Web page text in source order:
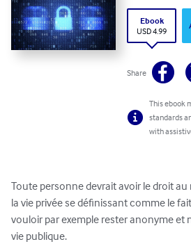
Ebook
USD 4.99
Share
This ebook
standards
with
Toute personne devrait avoir le droit au
la vie privée se définissant comme le
vouloir par exemple rester anonyme et
vie publique.